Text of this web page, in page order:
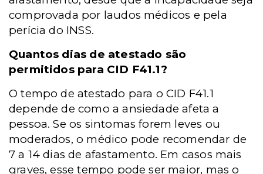
comprovada por laudos médicos e pela
perícia do INSS.
Quantos dias de atestado são
permitidos para CID F41.1?
O tempo de atestado para o CID F41.1
depende de como a ansiedade afeta a
pessoa. Se os sintomas forem leves ou
moderados, o médico pode recomendar de
7 a 14 dias de afastamento. Em casos mais
graves, esse tempo pode ser maior, mas o